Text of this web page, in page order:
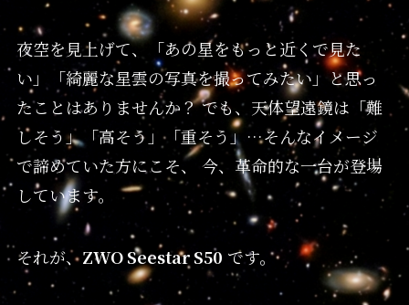
夜空を見上げて、「あの星をもっと近くで見た
い」「綺麗な星雲の写真を撮ってみたい」と思っ
たことはありませんか？ でも、天体望遠鏡は「難
しそう」「高そう」「重そう」…そんなイメージ
で諦めていた方にこそ、 今、革命的な一台が登場
しています。
それが、ZWO Seestar S50 です。